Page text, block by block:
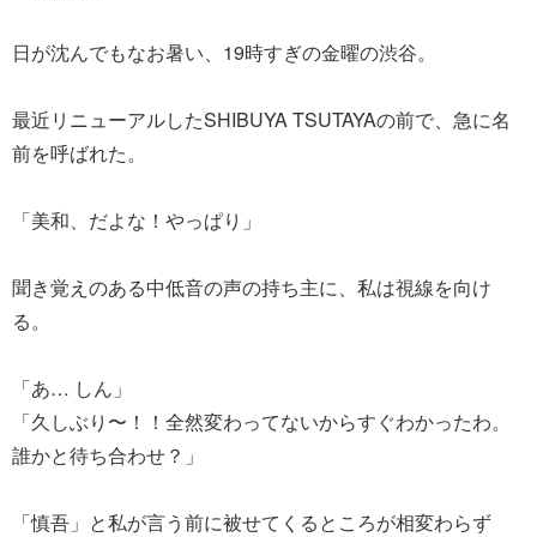
日が沈んでもなお暑い、19時すぎの金曜の渋谷。
最近リニューアルしたSHIBUYA TSUTAYAの前で、急に名
前を呼ばれた。
「美和、だよな！やっぱり」
聞き覚えのある中低音の声の持ち主に、私は視線を向け
る。
「あ… しん」
「久しぶり〜！！全然変わってないからすぐわかったわ。
誰かと待ち合わせ？」
「慎吾」と私が言う前に被せてくるところが相変わらず